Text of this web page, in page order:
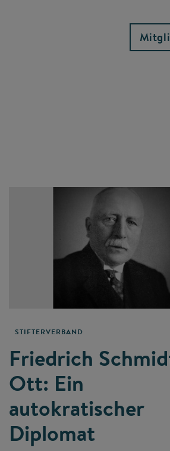
STIFTERVERBAND
Friedrich
Ott: Ein
autokratischer
Diplomat